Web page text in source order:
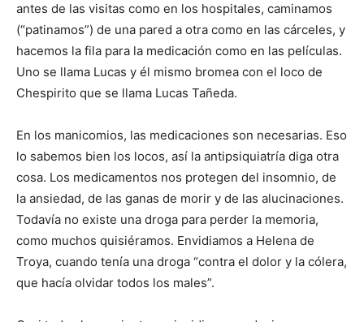
antes de las visitas como en los hospitales, caminamos
(“patinamos”) de una pared a otra como en las cárceles, y
hacemos la fila para la medicación como en las películas.
Uno se llama Lucas y él mismo bromea con el loco de
Chespirito que se llama Lucas Tañeda.
En los manicomios, las medicaciones son necesarias. Eso
lo sabemos bien los locos, así la antipsiquiatría diga otra
cosa. Los medicamentos nos protegen del insomnio, de
la ansiedad, de las ganas de morir y de las alucinaciones.
Todavía no existe una droga para perder la memoria,
como muchos quisiéramos. Envidiamos a Helena de
Troya, cuando tenía una droga “contra el dolor y la cólera,
que hacía olvidar todos los males”.